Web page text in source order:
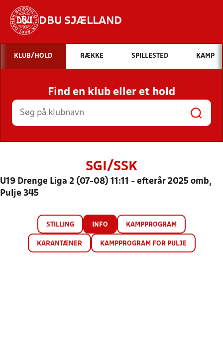
DBU SJÆLLAND
Hvad vil du søge efter?
INDHOLD OG NYHEDER
STILLINGER, RESULTATER, KLUBBER OG
HOLD
KLUB/HOLD RÆKKE SPILLESTED KAMP
Find en klub eller et hold
SGI/SSK
U19 Drenge Liga 2 (07-08) 11:11 - efterår 2025 omb,
Pulje 345
STILLING INFO KAMPPROGRAM
KARANTÆNER KAMPPROGRAM FOR PULJE